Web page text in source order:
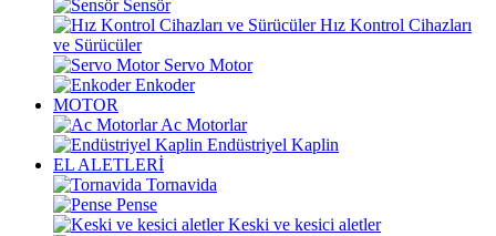
Sensör
Hız Kontrol Cihazları
ve Sürücüler
Servo Motor
Enkoder
MOTOR
Ac Motorlar
Endüstriyel Kaplin
EL ALETLERİ
Tornavida
Pense
Keski ve kesici aletler